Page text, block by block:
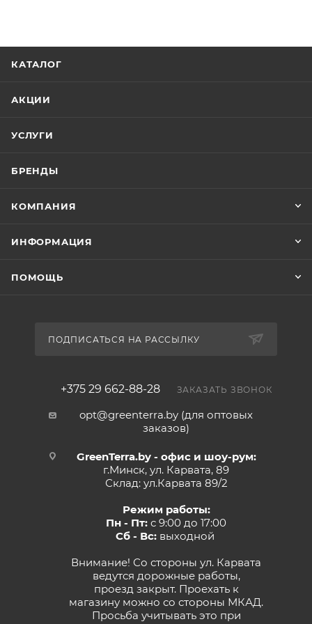
КАТАЛОГ
АКЦИИ
УСЛУГИ
БРЕНДЫ
КОМПАНИЯ
ИНФОРМАЦИЯ
ПОМОЩЬ
ПОДПИСАТЬСЯ НА РАССЫЛКУ
+375 29 662-88-28 ЗАКАЗАТЬ ЗВОНОК
opt@greenterra.by (для оптовых
заказов)
GreenTerra.by - офис и шоу-рум:
г.Минск, ул. Карвата, 89
Склад: ул.Карвата 89/2
Режим работы:
Пн - Пт: с 9:00 до 17:00
Сб - Вс:выходной
Внимание! Со стороны ул. Карвата
ведутся дорожные работы,
проезд закрыт. Проехать к
магазину можно со стороны МКАД.
Просьба учитывать это при